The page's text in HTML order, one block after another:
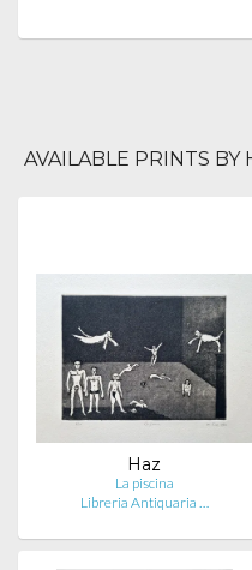
AVAILABLE PRINTS BY
Haz
La piscina
Libreria Antiquaria …